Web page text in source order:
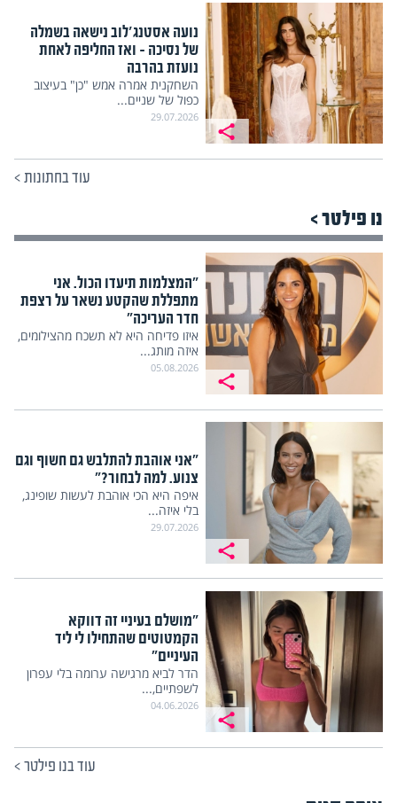
נועה אסטנג'לוב נישאה בשמלה
של נסיכה – ואז החליפה לאחת
נועזת בהרבה
השחקנית אמרה אמש "כן" בעיצוב
כפול של שניים...
29.07.2026
עוד בחתונות>
נו פילטר >
"המצלמות תיעדו הכול. אני
מתפללת שהקטע נשאר על רצפת
חדר העריכה"
איזו פדיחה היא לא תשכח מהצילומים,
איזה מותג...
05.08.2026
"אני אוהבת להתלבש גם חשוף וגם
צנוע. למה לבחור?"
איפה היא הכי אוהבת לעשות שופינג,
בלי איזה...
29.07.2026
"מושלם בעיניי זה דווקא
הקמטוטים שהתחילו לי ליד
העיניים"
הדר לביא מרגישה ערומה בלי עפרון
לשפתיים,...
04.06.2026
עוד בנו פילטר>